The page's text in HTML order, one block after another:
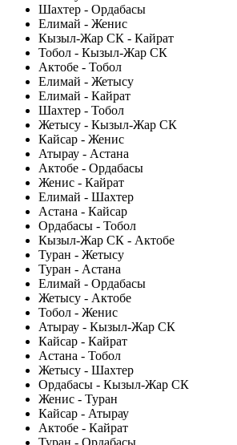
Шахтер - Ордабасы
Елимай - Женис
Кызыл-Жар СК - Кайрат
Тобол - Кызыл-Жар СК
Актобе - Тобол
Елимай - Жетысу
Елимай - Кайрат
Шахтер - Тобол
Жетысу - Кызыл-Жар СК
Кайсар - Женис
Атырау - Астана
Актобе - Ордабасы
Женис - Кайрат
Елимай - Шахтер
Астана - Кайсар
Ордабасы - Тобол
Кызыл-Жар СК - Актобе
Туран - Жетысу
Туран - Астана
Елимай - Ордабасы
Жетысу - Актобе
Тобол - Женис
Атырау - Кызыл-Жар СК
Кайсар - Кайрат
Астана - Тобол
Жетысу - Шахтер
Ордабасы - Кызыл-Жар СК
Женис - Туран
Кайсар - Атырау
Актобе - Кайрат